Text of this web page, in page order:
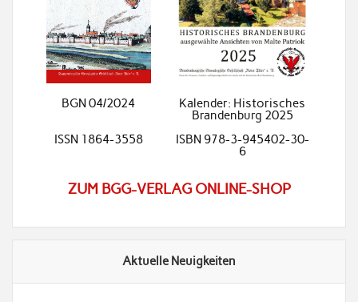
BGN 04/2024
Kalender: Historisches
Brandenburg 2025
ISSN 1864-3558
ISBN 978-3-945402-30-
6
ZUM BGG-VERLAG ONLINE-SHOP
Aktuelle Neuigkeiten